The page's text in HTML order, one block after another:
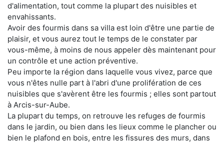
d'alimentation, tout comme la plupart des nuisibles et
envahissants.
Avoir des fourmis dans sa villa est loin d'être une partie de
plaisir, et vous aurez tout le temps de le constater par
vous-même, à moins de nous appeler dès maintenant pour
un contrôle et une action préventive.
Peu importe la région dans laquelle vous vivez, parce que
vous n'êtes nulle part à l'abri d'une prolifération de ces
nuisibles que s'avèrent être les fourmis ; elles sont partout
à Arcis-sur-Aube.
La plupart du temps, on retrouve les refuges de fourmis
dans le jardin, ou bien dans les lieux comme le plancher ou
bien le plafond en bois, entre les fissures des murs, dans